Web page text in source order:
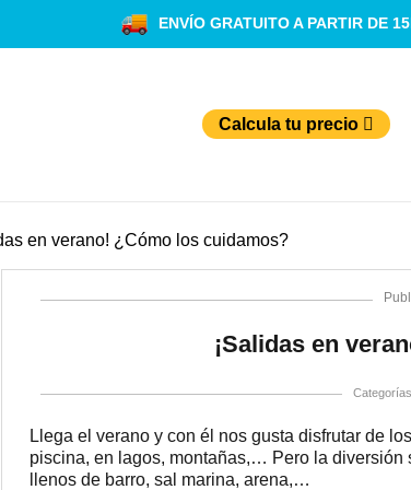
ENVÍO GRATUITO A PARTIR DE
Calcula tu precio
en verano! ¿Cómo los cuidamos?
¡Salidas en
Llega el verano y con él nos gusta disfrutar de
piscina, en lagos, montañas,… Pero la
llenos de barro, sal marina, arena,…